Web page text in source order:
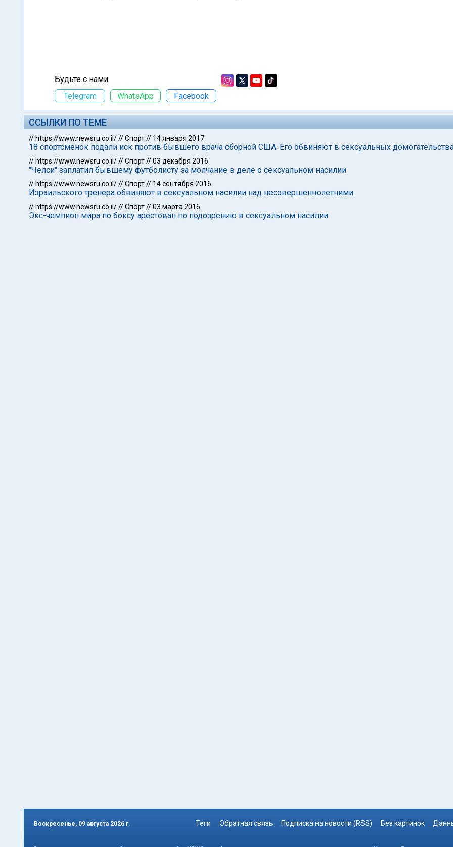
Будьте с нами:
Telegram
WhatsApp Facebook
ССЫЛКИ ПО ТЕМЕ
// https://www.newsru.co.il///Спорт// 14 января 2017
18 спортсменок подали иск против бывшего врача сборной США. Его обвиняют в сексуальных
// https://www.newsru.co.il///Спорт//03 декабря 2016
"Челси" заплатил бывшему футболисту за молчание в деле о сексуальном насилии
// https://www.newsru.co.il///Спорт// 14 сентября 2016
Израильского тренера обвиняют в сексуальном насилии над несовершеннолетними
// https://www.newsru.co.il///Спорт//03 марта 2016
Экс-чемпион мира по боксу арестован по подозрению в сексуальном насилии
Воскресенье, 09 августа 2026 г. Теги Обратная связь Подписка на новости (RSS) Без картинок